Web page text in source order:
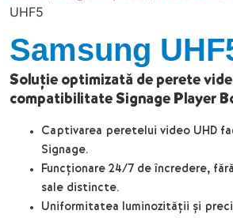
UHF5
Samsung
Soluție optimizată de perete
compatibilitate Signage Player
Captivarea peretelui video UHD
Signage.
Funcționare 24/7 de încredere,
sale distincte.
Uniformitatea luminozității și